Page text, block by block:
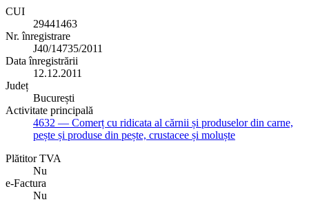
CUI
29441463
Nr. înregistrare
J40/14735/2011
Data înregistrării
12.12.2011
Județ
București
Activitate principală
4632 — Comerț cu ridicata al cărnii și produselor din carne,
pește și produse din pește, crustacee și moluște
Plătitor TVA
Nu
e-Factura
Nu